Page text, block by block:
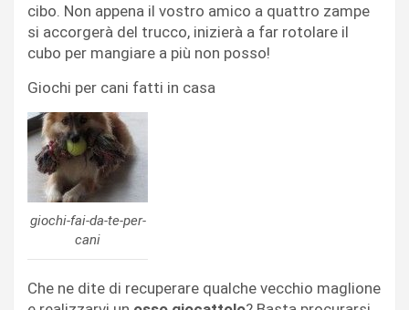
cibo. Non appena il vostro amico a quattro zampe
si accorgerà del trucco, inizierà a far rotolare il
cubo per mangiare a più non posso!
Giochi per cani fatti in casa
giochi-fai-da-te-per-
cani
Che ne dite di recuperare qualche vecchio maglione